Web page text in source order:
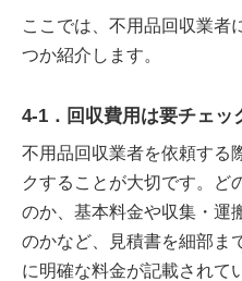
ここでは、不用品回収業者
つか紹介します。
4-1．回収費用は要チェッ
不用品回収業者を依頼する
クすることが大切です。ど
のか、基本料金や収集・運
のかなど、見積書を細部ま
に明確な料金が記載されて